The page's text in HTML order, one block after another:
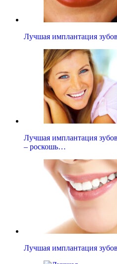
Лучшая имплантация
Лучшая имплантация
– роскошь…
Лучшая имплантация